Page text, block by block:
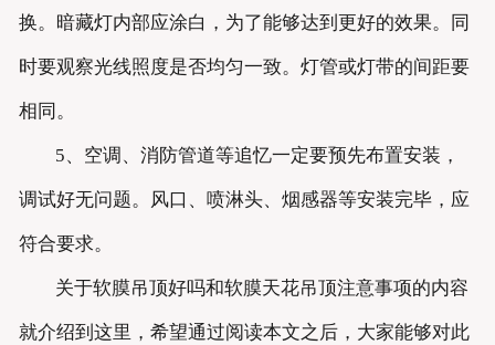
换。暗藏灯内部应涂白，为了能够达到更好的效果。同
时要观察光线照度是否均匀一致。灯管或灯带的间距要
相同。
5、空调、消防管道等追忆一定要预先布置安装，
调试好无问题。风口、喷淋头、烟感器等安装完毕，应
符合要求。
关于软膜吊顶好吗和软膜天花吊顶注意事项的内容
就介绍到这里，希望通过阅读本文之后，大家能够对此